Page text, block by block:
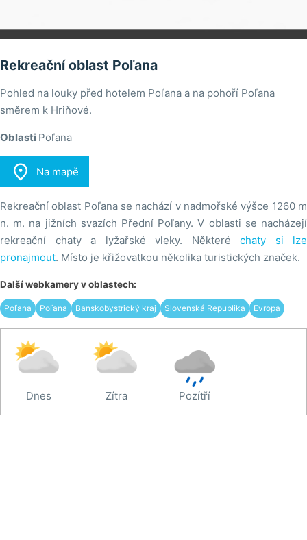
Rekreační oblast Poľana
Pohled na louky před hotelem Poľana a na pohoří Poľana
směrem k Hriňové.
Oblasti Poľana
 Na mapě
Rekreační oblast Poľana se nachází v nadmořské výšce 1260 m
n. m. na jižních svazích Přední Poľany. V oblasti se nacházejí
rekreační chaty a lyžařské vleky. Některé chaty si lze
pronajmout. Místo je křižovatkou několika turistických značek.
Další webkamery v oblastech:
Poľana Poľana Banskobystrický kraj Slovenská Republika Evropa
Dnes Zítra Pozítří